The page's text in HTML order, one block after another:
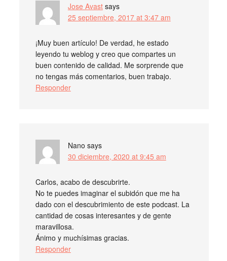
Jose Avast says
25 septiembre, 2017 at 3:47 am
¡Muy buen artículo! De verdad, he estado
leyendo tu weblog y creo que compartes un
buen contenido de calidad. Me sorprende que
no tengas más comentarios, buen trabajo.
Responder
Nano says
30 diciembre, 2020 at 9:45 am
Carlos, acabo de descubrirte.
No te puedes imaginar el subidón que me ha
dado con el descubrimiento de este podcast. La
cantidad de cosas interesantes y de gente
maravillosa.
Ánimo y muchísimas gracias.
Responder